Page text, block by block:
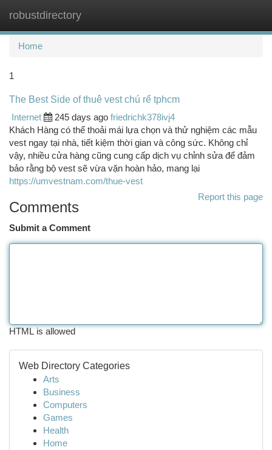
robustdirectory
Home
1
The Best Side of thuê vest chú rể tphcm
Internet
245 days ago friedrichk378ivj4
Khách Hàng có thể thoải mái lựa chọn và thử nghiệm các mẫu
vest ngay tại nhà, tiết kiệm thời gian và công sức. Không chỉ
vậy, nhiều cửa hàng cũng cung cấp dịch vụ chỉnh sửa để đảm
bảo rằng bộ vest sẽ vừa vặn hoàn hảo, mang lại
https://umvestnam.com/thue-vest
Report this page
Comments
Submit a Comment
HTML is allowed
Web Directory Categories
Arts
Business
Computers
Games
Health
Home